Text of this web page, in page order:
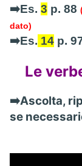
➡️Es. 3 p. 88
dato)
➡️Es. 14 p.
Le
➡️Ascolta,
se